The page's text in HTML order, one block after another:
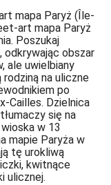
mapa Paryż (Île-
art mapa Paryż
Poszukaj
odkrywając obszar
ale uwielbiany
rodziną na uliczne
po
Cailles. Dzielnica
się na
w 13
mapie Paryża w
tę urokliwą
kwitnące
ulicznej.